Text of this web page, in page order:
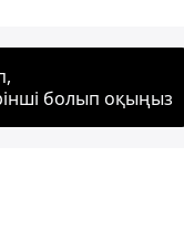
болып оқыңыз